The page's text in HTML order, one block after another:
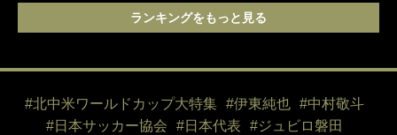
ランキングをもっと見る
#北中米ワールドカップ大特集 #伊東純也
#中村敬斗
#日本サッカー協会
#日本代表
#ジュビロ磐田